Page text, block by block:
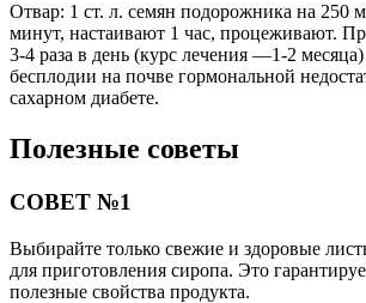
Отвар: 1 ст. л. семян подорожника на 250
минут, настаивают 1 час, процеживают.
3-4 раза в день (курс лечения —1-2
бесплодии на почве гормональной
сахарном диабете.
Полезные советы
СОВЕТ №1
Выбирайте только свежие и здоровые
для приготовления сиропа. Это
полезные свойства продукта.